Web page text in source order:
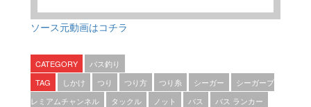
ソース元動画はコチラ
CATEGORY
バス釣り
TAG
しかけ つり つり方 つり糸 シーガー
シーガープ
レミアムチャンネル
タックル ノット バス
バス ランカー